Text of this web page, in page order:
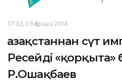
17:32, 03 Қараша 2014
Қазақстаннан сүт
Ресейді «қорқыта»
Р.Ошақбаев